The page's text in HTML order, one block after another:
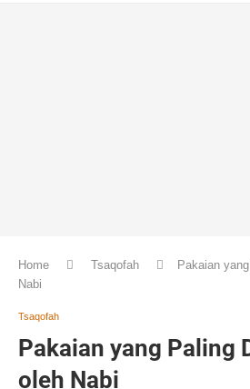
Home Tsaqofah
Pakaian
Nabi
Tsaqofah
Pakaian yang Paling
oleh Nabi